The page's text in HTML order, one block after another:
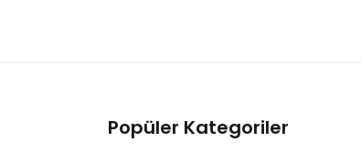
Popüler Kategoriler